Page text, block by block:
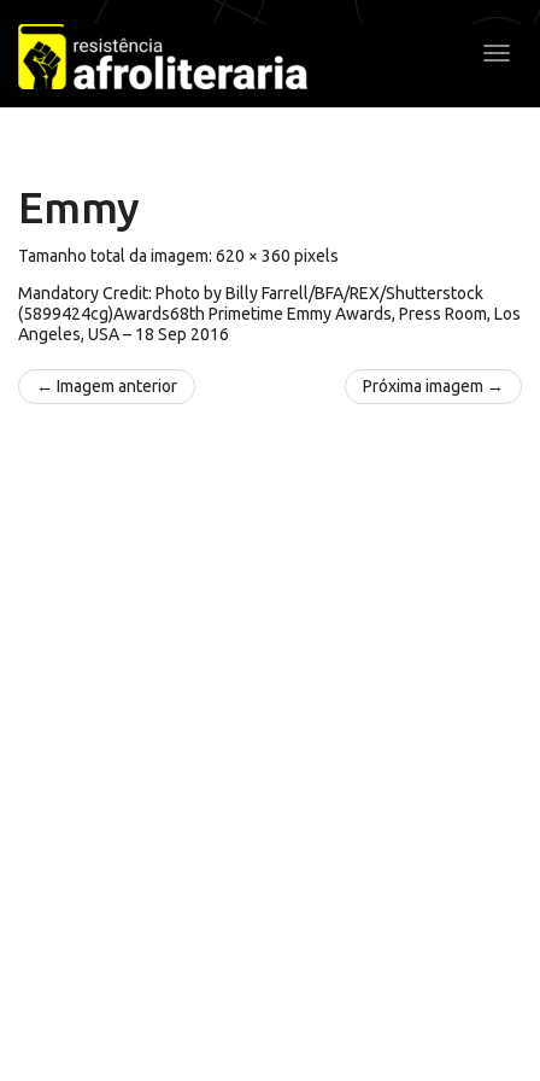
Pular
para
o
conteúdo
Emmy
Tamanho total da imagem: 620 × 360 pixels
Mandatory Credit: Photo by Billy Farrell/BFA/REX/Shutterstock
(5899424cg)Awards68th Primetime Emmy Awards, Press Room, Los
Angeles, USA – 18 Sep 2016
← Imagem anterior Próxima imagem →